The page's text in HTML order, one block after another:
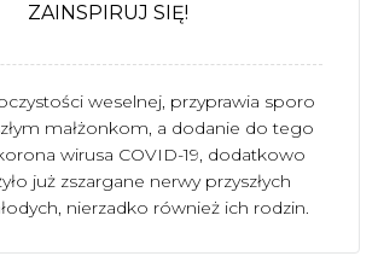
ZAINSPIRUJ SIĘ!
weselnej, przyprawia sporo
małżonkom, a dodanie do tego
wirusa COVID-19, dodatkowo
już zszargane nerwy przyszłych
nierzadko również ich rodzin.